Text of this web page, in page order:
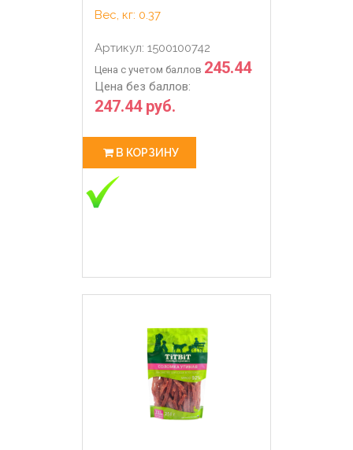
Вес, кг: 0.37
Артикул: 1500100742
Цена с учетом баллов 245.44
Цена без баллов:
247.44 руб.
В КОРЗИНУ